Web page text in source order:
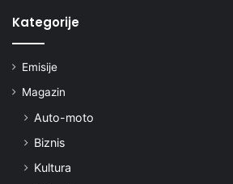
Kategorije
Emisije
Magazin
Auto-moto
Biznis
Kultura